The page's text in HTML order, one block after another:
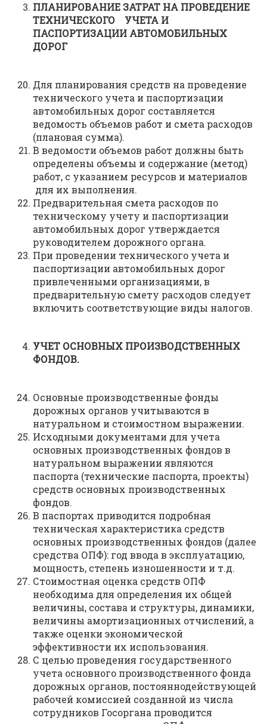
ПЛАНИРОВАНИЕ ЗАТРАТ НА ПРОВЕДЕНИЕ
ТЕХНИЧЕСКОГО УЧЕТА И
ПАСПОРТИЗАЦИИ АВТОМОБИЛЬНЫХ
ДОРОГ
Для планирования средств на проведение
технического учета и паспортизации
автомобильных дорог составляется
ведомость объемов работ и смета расходов
(плановая сумма).
В ведомости объемов работ должны быть
определены объемы и содержание (метод)
работ, с указанием ресурсов и материалов
для их выполнения.
Предварительная смета расходов по
техническому учету и паспортизации
автомобильных дорог утверждается
руководителем дорожного органа.
При проведении технического учета и
паспортизации автомобильных дорог
привлеченными организациями, в
предварительную смету расходов следует
включить соответствующие виды налогов.
УЧЕТ ОСНОВНЫХ ПРОИЗВОДСТВЕННЫХ
ФОНДОВ.
Основные производственные фонды
дорожных органов учитываются в
натуральном и стоимостном выражении.
Исходными документами для учета
основных производственных фондов в
натуральном выражении являются
паспорта (технические паспорта, проекты)
средств основных производственных
фондов.
В паспортах приводится подробная
техническая характеристика средств
основных производственных фондов (далее
средства ОПФ): год ввода в эксплуатацию,
мощность, степень изношенности и т.д.
Стоимостная оценка средств ОПФ
необходима для определения их общей
величины, состава и структуры, динамики,
величины амортизационных отчислений, а
также оценки экономической
эффективности их использования.
С целью проведения государственного
учета основного производственного фонда
дорожных органов, постояннодействующей
рабочей комиссией созданной из числа
сотрудников Госоргана проводится